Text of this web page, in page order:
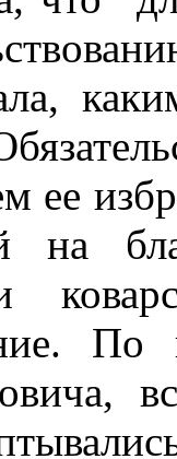
ее
на
По